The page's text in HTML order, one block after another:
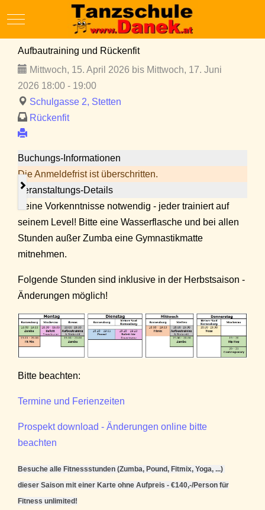
Mobile Menu Toggle
Aufbautraining und Rückenfit
Mittwoch, 15. April 2026 bis Mittwoch, 17. Juni
2026 18:00 - 19:00
Schulgasse 2, Stetten
Rückenfit
Buchungs-Informationen
Die Anmeldefrist ist überschritten.
Veranstaltungs-Details
Keine Vorkenntnisse notwendig - jeder trainiert auf
seinem Level! Bitte eine Wasserflasche und bei allen
Stunden außer Zumba eine Gymnastikmatte
mitnehmen.
Folgende Stunden sind inklusive in der Herbstsaison -
Änderungen möglich!
Bitte beachten:
Termine und Ferienzeiten
Prospekt download - Änderungen online bitte
beachten
Besuche alle Fitnessstunden (Zumba, Pound, Fitmix, Yoga, ...)
dieser Saison mit einer Karte ohne Aufpreis - €140,-/Person für
Fitness unlimited!